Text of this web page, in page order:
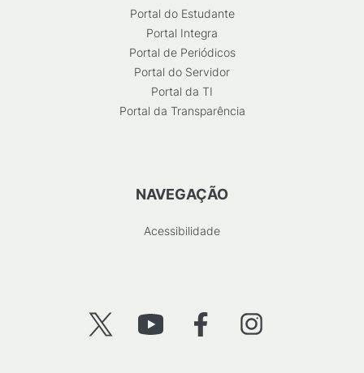
Portal do Estudante
Portal Integra
Portal de Periódicos
Portal do Servidor
Portal da TI
Portal da Transparência
NAVEGAÇÃO
Acessibilidade